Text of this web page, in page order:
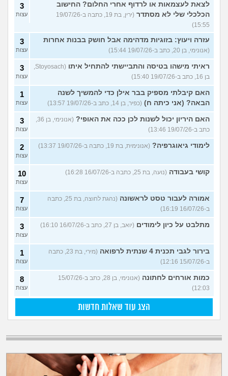
לצאת לעצמאות או לרדוף אחרי החלום? החישוב
הכלכלי שלי לא מסתדר
(ירין, בת 19, כתבה ב-19/07/26
15:55)
3
עצות
עזרה ויעוץ: בזוגיות מדהימה אבל חושק בבנות אחרות
(אנונימי, בן 20, כתב ב-19/07/26 15:44)
3
עצות
ראיתי מישהו בטיסה והתביישתי להתחיל איתו
(Stoyosach,
בן 16, כתב ב-19/07/26 15:40)
3
עצות
האם קיבלתי מספיק בבר אילן כדי להמשיך לשנה
הבאה? (אני כיתה ח) (כפיר, בן 14, כתב ב-19/07/26 13:57)
1
עצות
האם היריון יכול לשנות לכן ככה את האופי?
(אנונימי, בן 36,
כתב ב-19/07/26 13:46)
3
עצות
לימודי גיאוגרפיה? (אנונימית, בת 19, כתבה ב-19/07/26 13:37) 2
עצות
קושי בעבודה (נועה, בת 25, כתבה ב-16/07/26 16:28) 10
עצות
אמורה לעבור טסט לראשונה
(נהגת לחוצה, בת 25, כתבה
ב-16/07/26 16:19)
7
עצות
מתלבט על כיון לימודים (יואב, בן 27, כתב ב-16/07/26 16:10) 3
עצות
בירור לגבי תכנית 4 שנתית לרפואה
(מירי, בת 23, כתבה
ב-15/07/26 12:16)
1
עצות
כמות אורחים לחתונה
(אנונימי, בן 28, כתב ב-15/07/26
12:03)
8
עצות
הצג עוד שאלות חדשות